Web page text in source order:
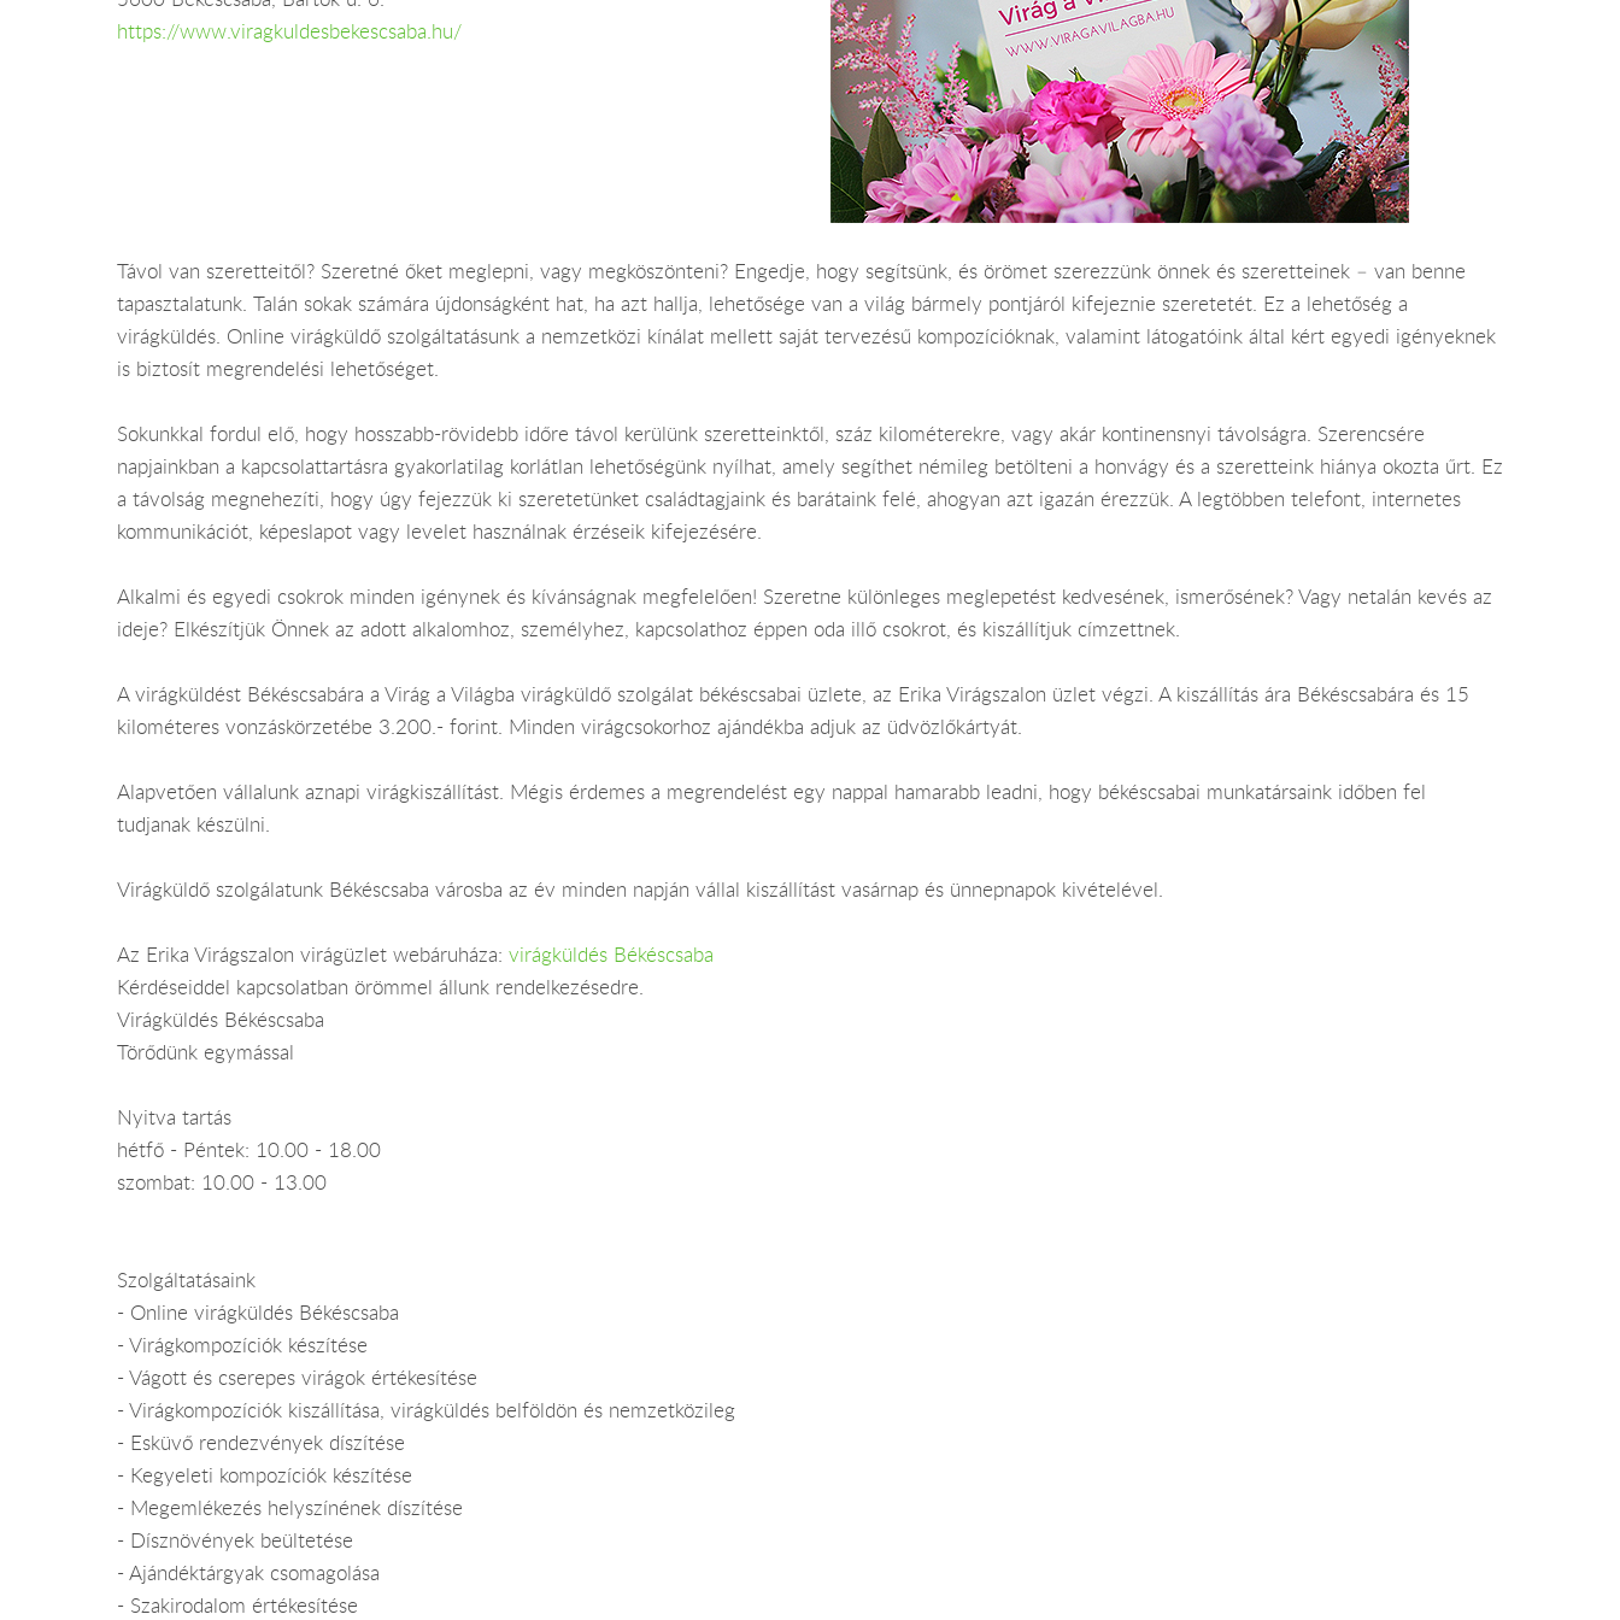
https://www.viragkuldesbekescsaba.hu/
Távol van szeretteitől? Szeretné őket meglepni, vagy megköszönteni? Engedje, hogy segítsünk, és örömet szerezzünk önnek és szeretteinek – van benne
tapasztalatunk. Talán sokak számára újdonságként hat, ha azt hallja, lehetősége van a világ bármely pontjáról kifejeznie szeretetét. Ez a lehetőség a
virágküldés. Online virágküldő szolgáltatásunk a nemzetközi kínálat mellett saját tervezésű kompozícióknak, valamint látogatóink által kért egyedi igényeknek
is biztosít megrendelési lehetőséget.
Sokunkkal fordul elő, hogy hosszabb-rövidebb időre távol kerülünk szeretteinktől, száz kilométerekre, vagy akár kontinensnyi távolságra. Szerencsére
napjainkban a kapcsolattartásra gyakorlatilag korlátlan lehetőségünk nyílhat, amely segíthet némileg betölteni a honvágy és a szeretteink hiánya okozta űrt. Ez
a távolság megnehezíti, hogy úgy fejezzük ki szeretetünket családtagjaink és barátaink felé, ahogyan azt igazán érezzük. A legtöbben telefont, internetes
kommunikációt, képeslapot vagy levelet használnak érzéseik kifejezésére.
Alkalmi és egyedi csokrok minden igénynek és kívánságnak megfelelően! Szeretne különleges meglepetést kedvesének, ismerősének? Vagy netalán kevés az
ideje? Elkészítjük Önnek az adott alkalomhoz, személyhez, kapcsolathoz éppen oda illő csokrot, és kiszállítjuk címzettnek.
A virágküldést Békéscsabára a Virág a Világba virágküldő szolgálat békéscsabai üzlete, az Erika Virágszalon üzlet végzi. A kiszállítás ára Békéscsabára és 15
kilométeres vonzáskörzetébe 3.200.- forint. Minden virágcsokorhoz ajándékba adjuk az üdvözlőkártyát.
Alapvetően vállalunk aznapi virágkiszállítást. Mégis érdemes a megrendelést egy nappal hamarabb leadni, hogy békéscsabai munkatársaink időben fel
tudjanak készülni.
Virágküldő szolgálatunk Békéscsaba városba az év minden napján vállal kiszállítást vasárnap és ünnepnapok kivételével.
Az Erika Virágszalon virágüzlet webáruháza: virágküldés Békéscsaba
Kérdéseiddel kapcsolatban örömmel állunk rendelkezésedre.
Virágküldés Békéscsaba
Törődünk egymással
Nyitva tartás
hétfő - Péntek: 10.00 - 18.00
szombat: 10.00 - 13.00
Szolgáltatásaink
- Online virágküldés Békéscsaba
- Virágkompozíciók készítése
- Vágott és cserepes virágok értékesítése
- Virágkompozíciók kiszállítása, virágküldés belföldön és nemzetközileg
- Esküvő rendezvények díszítése
- Kegyeleti kompozíciók készítése
- Megemlékezés helyszínének díszítése
- Dísznövények beültetése
- Ajándéktárgyak csomagolása
- Szakirodalom értékesítése